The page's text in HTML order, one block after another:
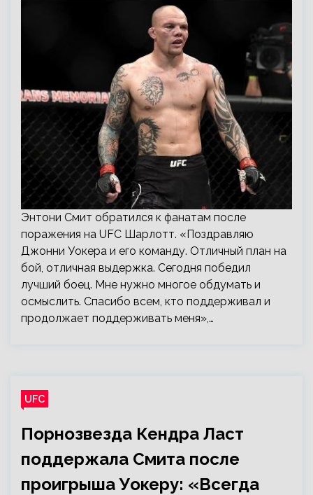
Энтони Смит обратился к фанатам после
поражения на UFC Шарлотт. «Поздравляю
Джонни Уокера и его команду. Отличный план на
бой, отличная выдержка. Сегодня победил
лучший боец. Мне нужно многое обдумать и
осмыслить. Спасибо всем, кто поддерживал и
продолжает поддерживать меня»,…
UFC
Порнозвезда Кендра Ласт
поддержала Смита после
проигрыша Уокеру: «Всегда